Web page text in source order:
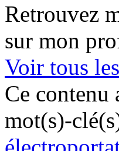
Retrouvez
sur mon
Voir tous
Ce contenu
mot(s)-